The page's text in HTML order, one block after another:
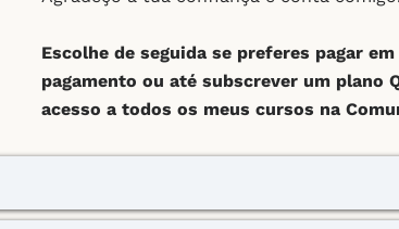
Escolhe de seguida se preferes pagar
pagamento ou até subscrever um plano
acesso a todos os meus cursos na